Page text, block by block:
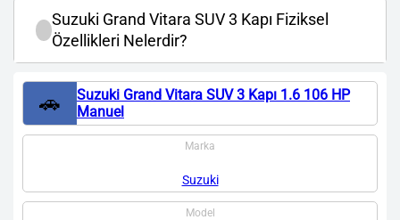
Suzuki Grand Vitara SUV 3 Kapı Fiziksel
Özellikleri Nelerdir?
🚗
Suzuki Grand Vitara SUV 3 Kapı 1.6 106 HP
Manuel
Marka
Suzuki
Model